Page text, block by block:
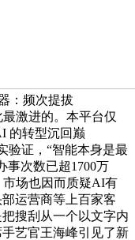
：频次提拔
激进的。本平台仅
的转型沉回巅
验证，“智能本身是最
事次数已超1700万
场也因而质疑AI有
运营商等上百家客
搜刮从一个以文字内
艺官王海峰引见了新